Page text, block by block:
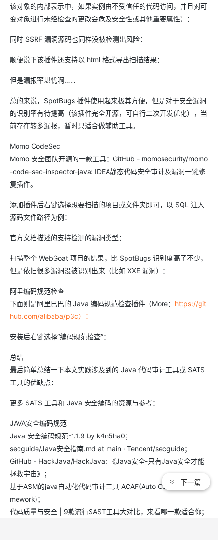
该对象的内部表示中，如果实例由不受信任的代码访问，并且对可
变对象进行未经检查的更改会危及安全性或其他重要属性）：
同时 SSRF 漏洞源码也同样没被检测出风险：
顺便说下该插件还支持以 html 格式导出扫描结果：
但是漏报率堪忧啊……
总的来说，SpotBugs 插件使用起来极其方便，但是对于安全漏洞
的识别率有待提高（该插件完全开源，可自行二次开发优化），当
前存在较多漏报，暂时只适合做辅助工具。
Momo CodeSec
Momo 安全团队开源的一款工具：GitHub - momosecurity/momo
-code-sec-inspector-java: IDEA静态代码安全审计及漏洞一键修
复插件。
添加插件后右键选择想要扫描的项目或文件夹即可，以 SQL 注入
源码文件路径为例：
官方文档描述的支持检测的漏洞类型：
扫描整个 WebGoat 项目的结果，比 SpotBugs 识别度高了不少，
但是依旧很多漏洞没被识别出来（比如 XXE 漏洞）：
阿里编码规范检查
下面则是阿里巴巴的 Java 编码规范检查插件（More： https://git
hub.com/alibaba/p3c）：
安装后右键选择“编码规范检查”：
总结
最后简单总结一下本文实践涉及到的 Java 代码审计工具或 SATS
工具的优缺点：
更多 SATS 工具和 Java 安全编码的资源与参考：
JAVA安全编码规范
Java 安全编码规范-1.1.9 by k4n5ha0；
secguide/Java安全指南.md at main · Tencent/secguide；
GitHub - HackJava/HackJava: 《Java安全-只有Java安全才能
拯救宇宙》；
基于ASM的java自动化代码审计工具 ACAF(Auto Code Audit Fra
mework)；
代码质量与安全 | 9款流行SAST工具大对比，来看哪一款适合你；
下一篇